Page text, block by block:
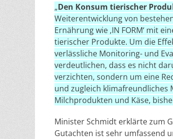
„Den Konsum tierischer
Weiterentwicklung von
Ernährung wie ‚IN FORM‘ mit
tierischer Produkte. Um die
verlässliche Monitoring- und
verdeutlichen, dass es nicht
verzichten, sondern um eine
und zugleich klimafreundliches
Milchprodukten und Käse,
Minister Schmidt erklärte zum
Gutachten ist sehr umfassend